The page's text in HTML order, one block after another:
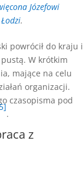
Józefowi
.
powrócił do kraju i
W krótkim
mające na celu
organizacji.
czasopisma pod
.
z